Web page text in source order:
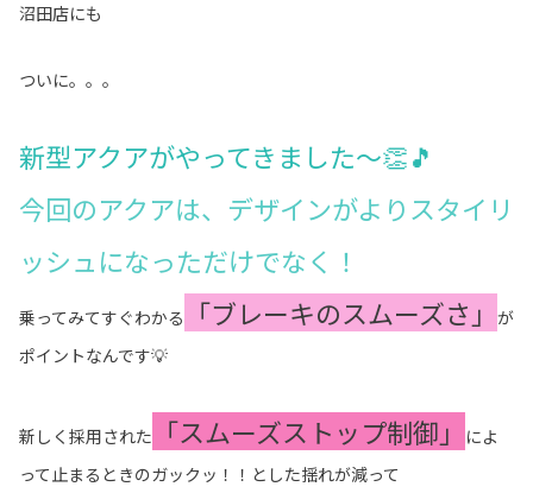
沼田店にも
ついに。。。
新型アクアがやってきました～👏🎵
今回のアクアは、デザインがよりスタイリ
ッシュになっただけでなく！
乗ってみてすぐわかる 「ブレーキのスムーズさ」
が
ポイントなんです💡
新しく採用された 「スムーズストップ制御」
によ
って止まるときのガックッ！！とした揺れが減って